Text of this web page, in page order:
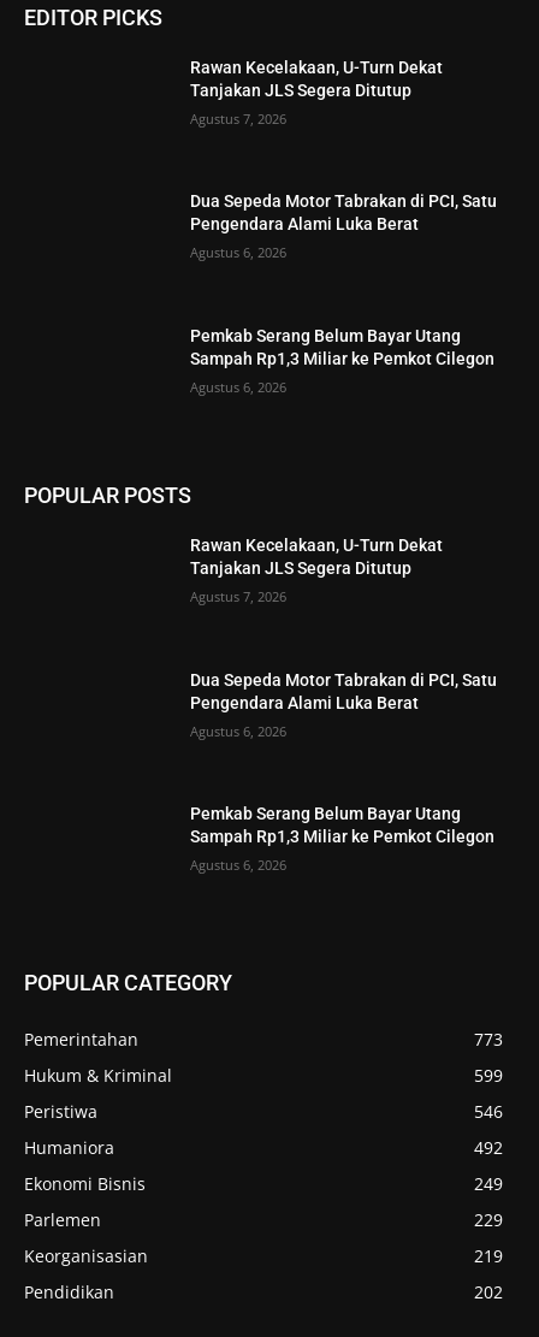
EDITOR PICKS
Rawan Kecelakaan, U-Turn Dekat
Tanjakan JLS Segera Ditutup
Agustus 7, 2026
Dua Sepeda Motor Tabrakan di PCI, Satu
Pengendara Alami Luka Berat
Agustus 6, 2026
Pemkab Serang Belum Bayar Utang
Sampah Rp1,3 Miliar ke Pemkot Cilegon
Agustus 6, 2026
POPULAR POSTS
Rawan Kecelakaan, U-Turn Dekat
Tanjakan JLS Segera Ditutup
Agustus 7, 2026
Dua Sepeda Motor Tabrakan di PCI, Satu
Pengendara Alami Luka Berat
Agustus 6, 2026
Pemkab Serang Belum Bayar Utang
Sampah Rp1,3 Miliar ke Pemkot Cilegon
Agustus 6, 2026
POPULAR CATEGORY
Pemerintahan
773
Hukum & Kriminal
599
Peristiwa
546
Humaniora
492
Ekonomi Bisnis
249
Parlemen
229
Keorganisasian
219
Pendidikan
202